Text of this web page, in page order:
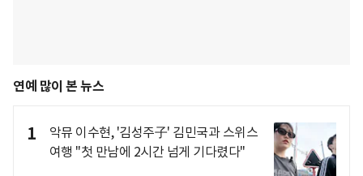
연예 많이 본 뉴스
1
악뮤 이수현, '김성주子' 김민국과 스위스
여행 "첫 만남에 2시간 넘게 기다렸다"